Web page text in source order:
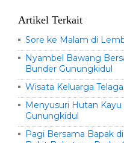
Artikel Terkait
Sore ke Malam di
Nyambel Bawang
Bunder Gunungkidul
Wisata Keluarga
Menyusuri Hutan
Gunungkidul
Pagi Bersama Bapak